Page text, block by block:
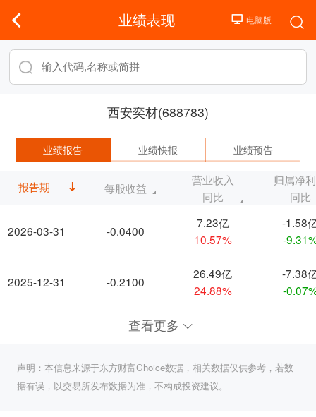
业绩表现
西安奕材(688783)
业绩报告 业绩快报 业绩预告
报告期
2026-03-31
2025-12-31
每股收益
营业收入
同比
归属净
同比
-0.0400
7.23亿
10.57%
-1.58
-
-0.2100
26.49亿
24.88%
-7.38
-
查看更多
声明：本信息来源于东方财富Choice数据，相关数据仅供参考，若数
据有误，以交易所发布数据为准，不构成投资建议。